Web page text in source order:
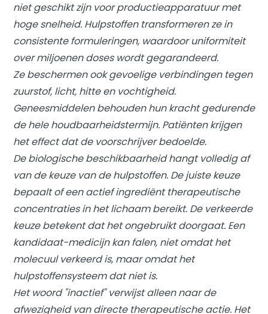
niet geschikt zijn voor productieapparatuur met
hoge snelheid. Hulpstoffen transformeren ze in
consistente formuleringen, waardoor uniformiteit
over miljoenen doses wordt gegarandeerd.
Ze beschermen ook gevoelige verbindingen tegen
zuurstof, licht, hitte en vochtigheid.
Geneesmiddelen behouden hun kracht gedurende
de hele houdbaarheidstermijn. Patiënten krijgen
het effect dat de voorschrijver bedoelde.
De biologische beschikbaarheid hangt volledig af
van de keuze van de hulpstoffen. De juiste keuze
bepaalt of een actief ingrediënt therapeutische
concentraties in het lichaam bereikt. De verkeerde
keuze betekent dat het ongebruikt doorgaat. Een
kandidaat-medicijn kan falen, niet omdat het
molecuul verkeerd is, maar omdat het
hulpstoffensysteem dat niet is.
Het woord "inactief" verwijst alleen naar de
afwezigheid van directe therapeutische actie. Het